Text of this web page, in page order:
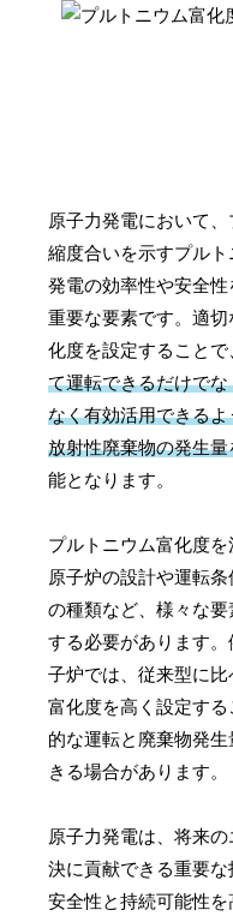
原子力発電において
縮度合いを示すプルト
発電の効率性や安全
重要な要素です。適
化度を設定することで
て運転できるだけで
なく有効活用できる
放射性廃棄物の発生量
能となります。
プルトニウム富化度を
原子炉の設計や運転
の種類など、様々な
する必要があります
子炉では、従来型に
富化度を高く設定す
的な運転と廃棄物発
きる場合があります。
原子力発電は、将来
決に貢献できる重要
安全性と持続可能性